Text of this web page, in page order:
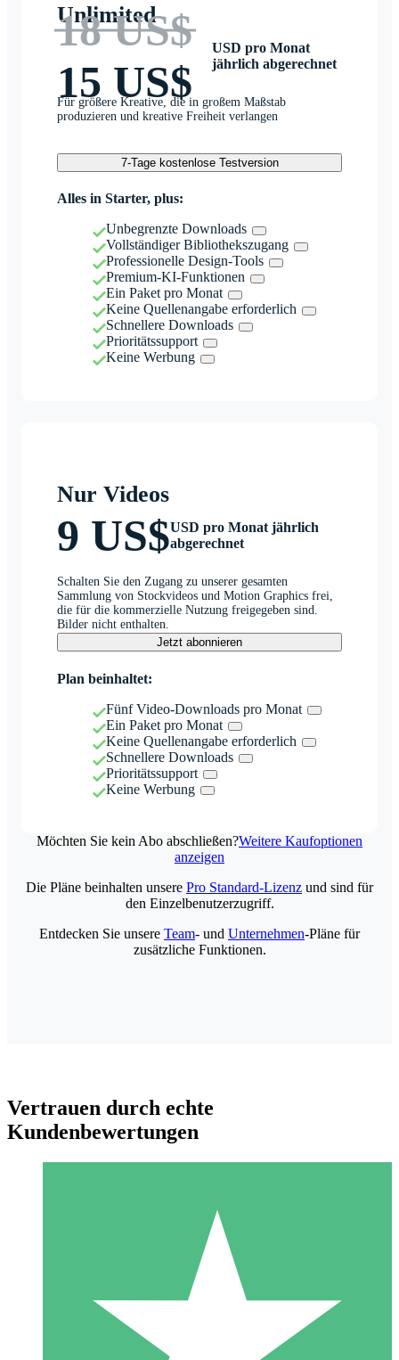
Unlimited
18 US$
15 US$
USD pro Monat
jährlich abgerechnet
Für größere Kreative, die in großem Maßstab
produzieren und kreative Freiheit verlangen
7-Tage kostenlose Testversion
Alles in Starter, plus:
Unbegrenzte Downloads
Vollständiger Bibliothekszugang
Professionelle Design-Tools
Premium-KI-Funktionen
Ein Paket pro Monat
Keine Quellenangabe erforderlich
Schnellere Downloads
Prioritätssupport
Keine Werbung
Nur Videos
9 US$USD pro Monat jährlich
abgerechnet
Schalten Sie den Zugang zu unserer gesamten
Sammlung von Stockvideos und Motion Graphics frei,
die für die kommerzielle Nutzung freigegeben sind.
Bilder nicht enthalten.
Jetzt abonnieren
Plan beinhaltet:
Fünf Video-Downloads pro Monat
Ein Paket pro Monat
Keine Quellenangabe erforderlich
Schnellere Downloads
Prioritätssupport
Keine Werbung
Möchten Sie kein Abo abschließen?Weitere Kaufoptionen
anzeigen
Individuelle Credit-Pakete
Zahlen Sie nach Bedarf mit Download-Credits. Keine
monatliche Verpflichtung erforderlich.
Die Pläne beinhalten unsere Pro Standard-Lizenz und sind für
den Einzelbenutzerzugriff.
Entdecken Sie unsere Team- und Unternehmen-Pläne für
zusätzliche Funktionen.
Vertrauen durch echte
Kundenbewertungen